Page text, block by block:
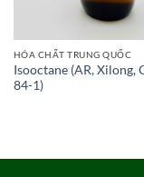
HÓA CHẤT TRUNG QUỐC
Isooctane (AR, Xilong,
84-1)